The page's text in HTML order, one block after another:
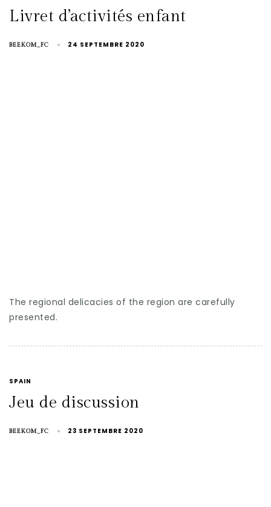
Livret d’activités enfant
BEEKOM_FC 24 SEPTEMBRE 2020
The regional delicacies of the region are carefully
presented.
SPAIN
Jeu de discussion
BEEKOM_FC 23 SEPTEMBRE 2020